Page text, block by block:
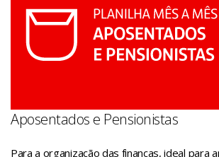
Aposentados e Pensionistas
Para a organização das finanças, ideal para